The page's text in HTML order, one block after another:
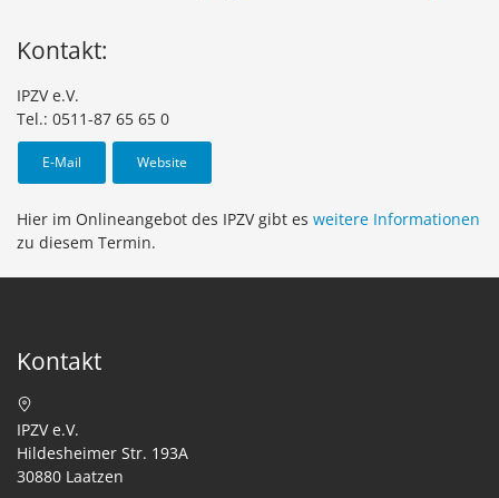
Kontakt:
IPZV e.V.
Tel.: 0511-87 65 65 0
E-Mail Website
Hier im Onlineangebot des IPZV gibt es weitere Informationen
zu diesem Termin.
Kontakt
IPZV e.V.
Hildesheimer Str. 193A
30880 Laatzen